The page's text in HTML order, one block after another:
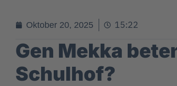
Oktober 20, 2025 15:22
Gen Mekka
Schulhof?